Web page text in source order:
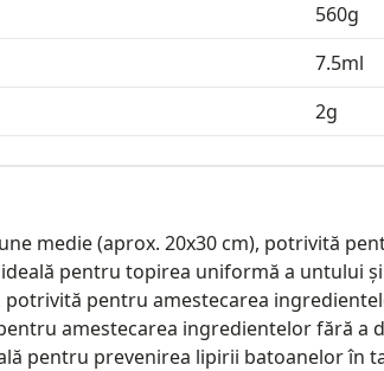
560g
7.5ml
2g
medie (aprox. 20x30 cm), potrivită
pentru topirea uniformă a untului
pentru amestecarea
amestecarea ingredientelor fără a
pentru prevenirea lipirii batoanelor în